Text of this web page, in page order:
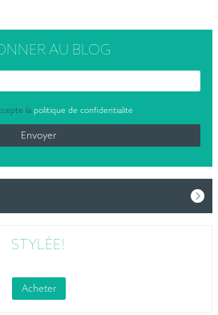
AU BLOG
la politique de confidentialité
STYLÉE!
Acheter